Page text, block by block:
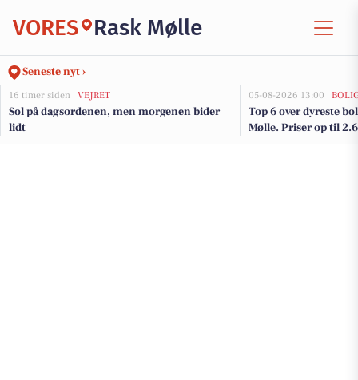
VORES Rask Mølle
Seneste nyt ›
16 timer siden | VEJRET
Sol på dagsordenen, men morgenen bider
lidt
05-08-2026 13:00 |
Top 6 over dyreste
Mølle. Priser op til